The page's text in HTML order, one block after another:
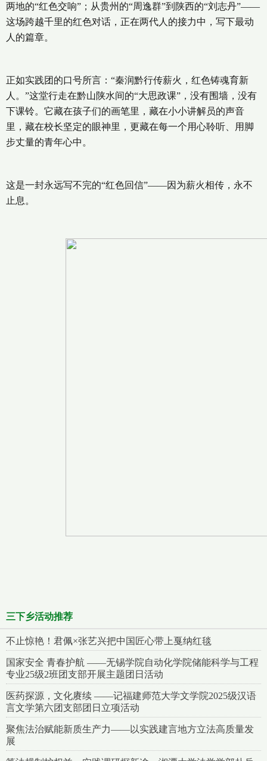
两地的“红色交响”；从贵州的“周逸群”到陕西的“刘志丹”——
这场跨越千里的红色对话，正在两代人的接力中，写下最动
人的篇章。
正如实践团的口号所言：“秦润黔行传薪火，红色铸魂育新
人。”这堂行走在黔山陕水间的“大思政课”，没有围墙，没有
下课铃。它藏在孩子们的画笔里，藏在小小讲解员的声音
里，藏在校长坚定的眼神里，更藏在每一个用心聆听、用脚
步丈量的青年心中。
这是一封永远写不完的“红色回信”——因为薪火相传，永不
止息。
三下乡活动推荐
不止惊艳！君佩×张艺兴把中国匠心带上戛纳红毯
国家安全 青春护航 ——无锡学院自动化学院储能科学与工程
专业25级2班团支部开展主题团日活动
医药探源，文化赓续 ——记福建师范大学文学院2025级汉语
言文学第六团支部团日立项活动
聚焦法治赋能新质生产力——以实践建言地方立法高质量发
展